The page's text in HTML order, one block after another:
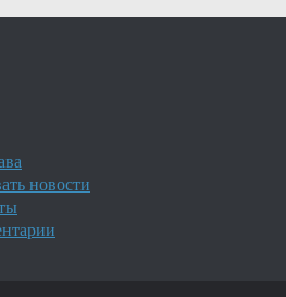
новости